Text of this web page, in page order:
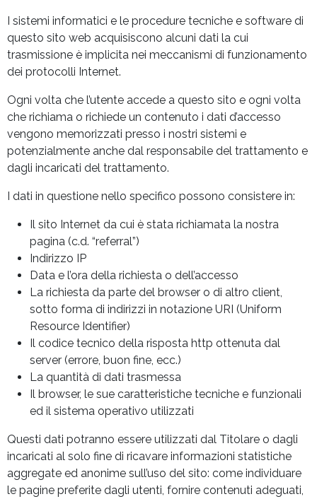
I sistemi informatici e le procedure tecniche e software di
questo sito web acquisiscono alcuni dati la cui
trasmissione è implicita nei meccanismi di funzionamento
dei protocolli Internet.
Ogni volta che l’utente accede a questo sito e ogni volta
che richiama o richiede un contenuto i dati d’accesso
vengono memorizzati presso i nostri sistemi e
potenzialmente anche dal responsabile del trattamento e
dagli incaricati del trattamento.
I dati in questione nello specifico possono consistere in:
Il sito Internet da cui è stata richiamata la nostra
pagina (c.d. “referral”)
Indirizzo IP
Data e l’ora della richiesta o dell’accesso
La richiesta da parte del browser o di altro client,
sotto forma di indirizzi in notazione URI (Uniform
Resource Identifier)
Il codice tecnico della risposta http ottenuta dal
server (errore, buon fine, ecc.)
La quantità di dati trasmessa
Il browser, le sue caratteristiche tecniche e funzionali
ed il sistema operativo utilizzati
Questi dati potranno essere utilizzati dal Titolare o dagli
incaricati al solo fine di ricavare informazioni statistiche
aggregate ed anonime sull’uso del sito: come individuare
le pagine preferite dagli utenti, fornire contenuti adeguati,